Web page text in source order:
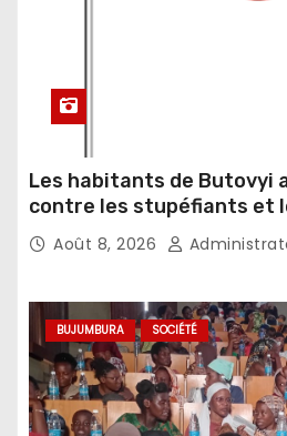
Les habitants de Butovyi
contre les stupéfiants et
sorcellerie
Août 8, 2026
BUJUMBURA SOCIÉTÉ